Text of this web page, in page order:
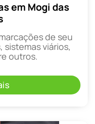
em Mogi das
de seu
sistemas viários,
outros.